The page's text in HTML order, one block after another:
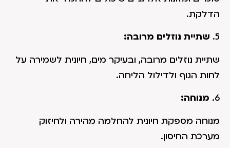
הדלקת.
5. שתיית נוזלים מרובה:
שתיית נוזלים מרובה, ובעיקר מים, חיונית לשמירה על
לחות הגוף ולדילול הליחה.
6. מנוחה:
מנוחה מספקת חיונית להחלמה מהירה ולחיזוק
מערכת החיסון.